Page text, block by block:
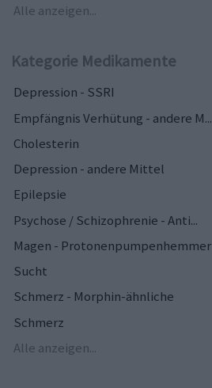
Alle anzeigen...
Kategorie Medikamente
Depression - SSRI
Empfängnis Verhütung - andere M...
Cholesterin
Depression - andere Mittel
Epilepsie
Psychose / Schizophrenie - Anti...
Magen - Protonenpumpenhemmer
Sucht
Schmerz - Morphin-ähnliche
Schmerz
Alle anzeigen...